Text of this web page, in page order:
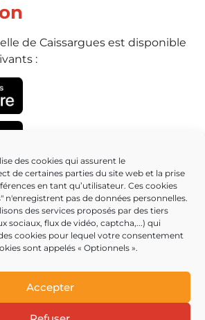
des cookies qui assurent le
de certaines parties du site web et la prise
en tant qu’utilisateur. Ces cookies
n'enregistrent pas de données personnelles.
des services proposés par des tiers
sociaux, flux de vidéo, captcha,...) qui
cookies pour lequel votre consentement
sont appelés « Optionnels ».
Accepter
de Caissargues est disponible
: